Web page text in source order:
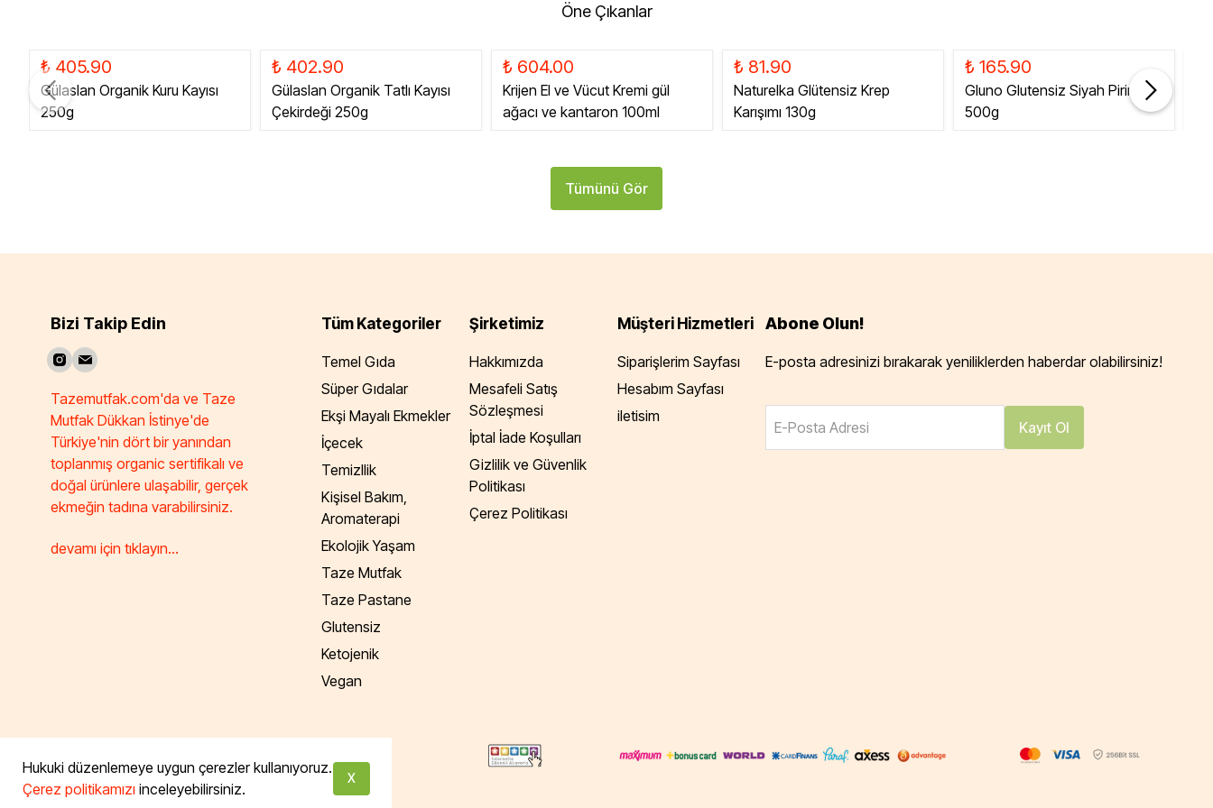
Hukuki düzenlemeye uygun çerezler kullanıyoruz.
Çerez politikamızı inceleyebilirsiniz.
X
Öne Çıkanlar
₺ 405.90
Gülaslan Organik Kuru Kayısı
250g
₺ 402.90
Gülaslan Organik Tatlı Kayısı
Çekirdeği 250g
₺ 604.00
Krijen El ve Vücut Kremi gül
ağacı ve kantaron 100ml
₺ 81.90
Naturelka Glütensiz Krep
Karışımı 130g
₺ 165.90
Gluno Glutensiz Siyah Pirinç
500g
Tümünü Gör
Bizi Takip Edin
Tazemutfak.com'da ve Taze
Mutfak Dükkan İstinye'de
Türkiye'nin dört bir yanından
toplanmış organic sertifikalı ve
doğal ürünlere ulaşabilir, gerçek
ekmeğin tadına varabilirsiniz.
devamı için tıklayın...
Tüm Kategoriler
Temel Gıda
Süper Gıdalar
Ekşi Mayalı Ekmekler
İçecek
Temizllik
Kişisel Bakım,
Aromaterapi
Ekolojik Yaşam
Taze Mutfak
Taze Pastane
Glutensiz
Ketojenik
Vegan
Şirketimiz
Hakkımızda
Mesafeli Satış
Sözleşmesi
İptal İade Koşulları
Gizlilik ve Güvenlik
Politikası
Çerez Politikası
Müşteri Hizmetleri
Siparişlerim Sayfası
Hesabım Sayfası
iletisim
Abone Olun!
E-posta adresinizi bırakarak yeniliklerden haberdar olabilirsiniz!
E-Posta Adresi Kayıt Ol